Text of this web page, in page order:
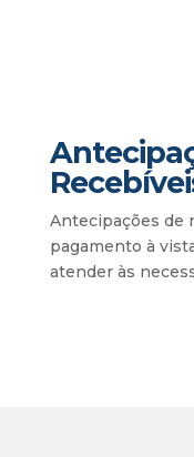
Antecipações de
pagamento à
atender às